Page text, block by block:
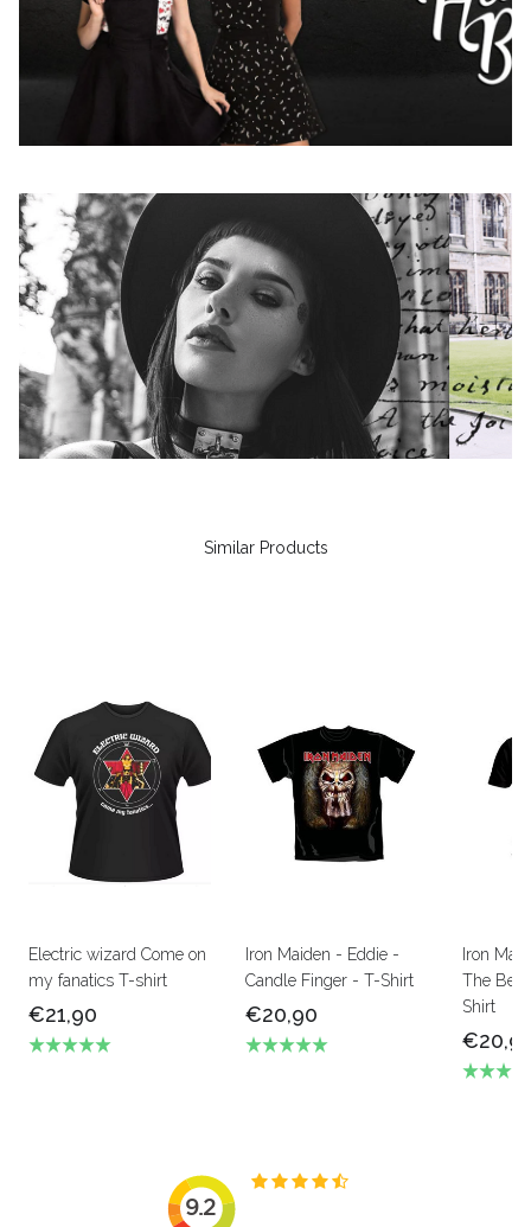
Similar Products
Electric wizard Come on
my fanatics T-shirt
€21,90
Iron Maiden - Eddie -
Candle Finger - T-Shirt
€20,90
Iron
The
Shirt